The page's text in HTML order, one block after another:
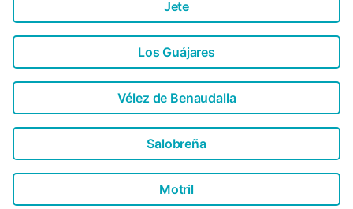
Jete
Los Guájares
Vélez de Benaudalla
Salobreña
Motril